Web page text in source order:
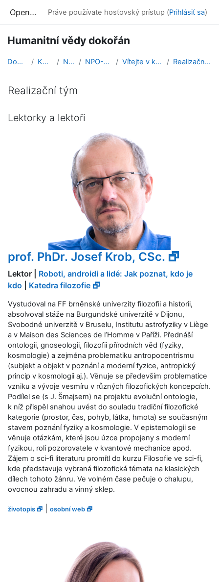
OpenMoodle Práve používate hosťovský prístup (Prihlásiť sa)
Humanitní vědy dokořán
Domov Kurzy NPO NPO-HVD Vítejte v kurzu! Realizační tým
Realizační tým
Lektorky a lektoři
prof. PhDr. Josef Krob, CSc. 🗗
Lektor | Roboti, androidi a lidé: Jak poznat, kdo je
kdo
Katedra filozofie 🗗
Vystudoval na FF brněnské univerzity filozofii a historii,
absolvoval stáže na Burgundské univerzitě v Dijonu,
Svobodné univerzitě v Bruselu, Institutu astrofyziky v Liège
a v Maison des Sciences de l’Homme v Paříži. Přednáší
ontologii, gnoseologii, filozofii přírodních věd (fyziky,
kosmologie) a zejména problematiku antropocentrismu
(subjekt a objekt v poznání a moderní fyzice, antropický
princip v kosmologii aj.). Věnuje se především problematice
vzniku a vývoje vesmíru v různých filozofických koncepcích.
Podílel se (s J. Šmajsem) na projektu evoluční ontologie,
k níž přispěl snahou uvést do souladu tradiční filozofické
kategorie (prostor, čas, pohyb, látka, hmota) se současným
stavem poznání fyziky a kosmologie. V epistemologii se
věnuje otázkám, které jsou úzce propojeny s moderní
fyzikou, rolí pozorovatele v kvantové mechanice apod.
Zájem o sci-fi literaturu promítl do kurzu Filosofie ve sci-fi,
kde představuje vybraná filozofická témata na klasických
dílech tohoto žánru. Ve volném čase pečuje o chalupu,
ovocnou zahradu a vinný sklep.
životopis 🗗 osobní web 🗗